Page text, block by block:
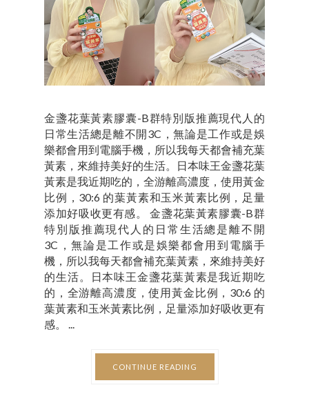
金盞花葉黃素膠囊-B群特別版推薦現代人的
日常生活總是離不開3C，無論是工作或是娛
樂都會用到電腦手機，所以我每天都會補充葉
黃素，來維持美好的生活。日本味王金盞花葉
黃素是我近期吃的，全游離高濃度，使用黃金
比例，30:6 的葉黃素和玉米黃素比例，足量
添加好吸收更有感。 金盞花葉黃素膠囊-B群
特別版推薦現代人的日常生活總是離不開
3C，無論是工作或是娛樂都會用到電腦手
機，所以我每天都會補充葉黃素，來維持美好
的生活。日本味王金盞花葉黃素是我近期吃
的，全游離高濃度，使用黃金比例，30:6 的
葉黃素和玉米黃素比例，足量添加好吸收更有
感。 ...
CONTINUE READING